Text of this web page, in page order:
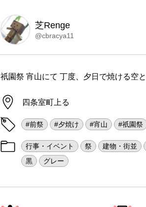
芝Renge
@cbracya11
祇園祭 宵山にて 丁度、夕日で焼ける空と
四条室町上る
#前祭 #夕焼け #宵山 #祇園祭
行事・イベント 祭 建物・街並
黒
グレー